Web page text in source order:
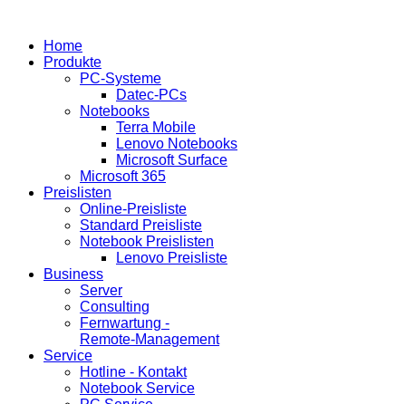
Home
Produkte
PC-Systeme
Datec-PCs
Notebooks
Terra Mobile
Lenovo Notebooks
Microsoft Surface
Microsoft 365
Preislisten
Online-Preisliste
Standard Preisliste
Notebook Preislisten
Lenovo Preisliste
Business
Server
Consulting
Fernwartung -
Remote-Management
Service
Hotline - Kontakt
Notebook Service